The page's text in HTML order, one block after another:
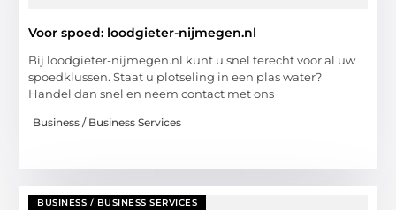
Voor spoed: loodgieter-nijmegen.nl
Bij loodgieter-nijmegen.nl kunt u snel terecht voor al uw
spoedklussen. Staat u plotseling in een plas water?
Handel dan snel en neem contact met ons
Business / Business Services
BUSINESS / BUSINESS SERVICES